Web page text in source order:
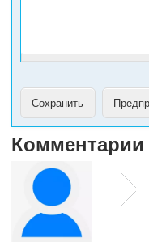
Комментарии